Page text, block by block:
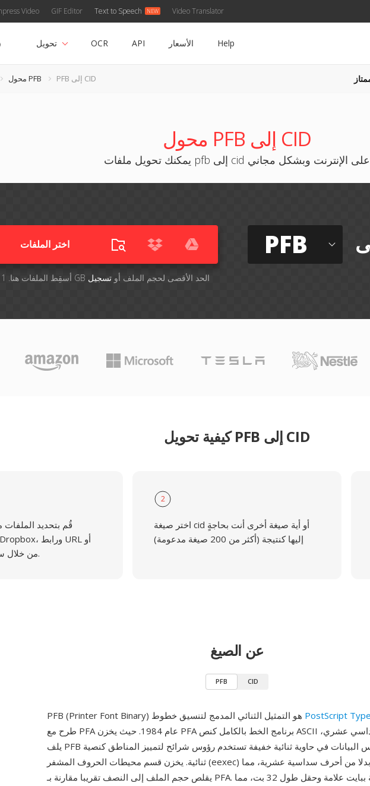
Video GIF Editor Text to Speech Video Translator
تحويل OCR API الأسعار Help
محول PFB PFB إلى CID
محول PFB إلى CID
يمكنك تحويل ملفات pfb إلى cid على الإنترنت وبشكل مجاني
اختر الملفات
أسقِط الملفات هنا. 1 GB الحد الأقصى لحجم الملف أوتسجيل
PFB
كيفية تحويل PFB إلى CID
قُم بتحديد
من خلال سحبها إلى الصفحة.
2
اختر صيغة cid أو أية صيغة أخرى أنت بحاجةٍ
إليها كنتيجة (أكثر من 200 صيغة مدعومة)
عن الصيغ
PFB CID
طرح مع PFA عام 1984. حيث يخزن PFA برنامج الخط بالكامل كنص ASCII مرمز بالسداسي عشري،
يلف PFB نفس البيانات في حاوية ثنائية خفيفة تستخدم رؤوس شرائح لتمييز المناطق كنصية ASCII أو
ثنائية. يخزن قسم محيطات الحروف المشفر (eexec) كبايتات خام بدلا من أحرف سداسية عشرية، مما
يقلص حجم الملف إلى النصف تقريبا مقارنة بـ PFA. تبدأ كل شريحة ببايت علامة وحقل طول 32 بت، مما